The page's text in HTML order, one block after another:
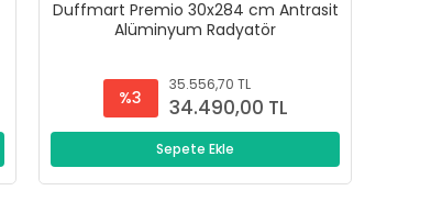
Duffmart Premio 30x284 cm Antrasit
Alüminyum Radyatör
%3
35.556,70 TL
34.490,00 TL
Sepete Ekle